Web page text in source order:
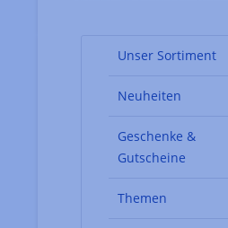
Unser Sortiment
Neuheiten
Geschenke &
Gutscheine
Themen